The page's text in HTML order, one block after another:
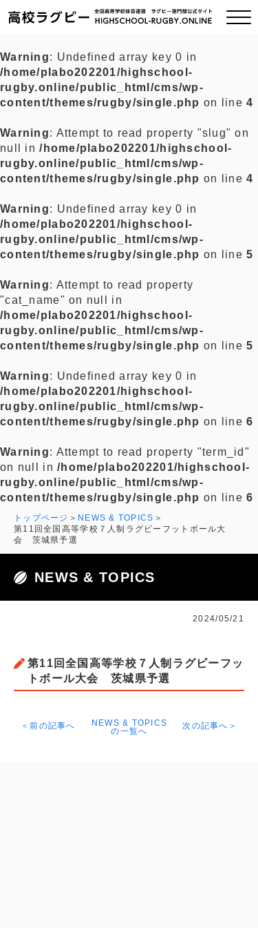
ご挨拶
全国チーム紹介
プライバシーポリシー
お問い合わせ
Warning: Undefined array key 0 in
/home/plabo202201/highschool-
rugby.online/public_html/cms/wp-
content/themes/rugby/single.php on line4
Warning: Attempt to read property "slug" on
null in/home/plabo202201/highschool-
rugby.online/public_html/cms/wp-
content/themes/rugby/single.php on line4
Warning: Undefined array key 0 in
/home/plabo202201/highschool-
rugby.online/public_html/cms/wp-
content/themes/rugby/single.php on line5
Warning: Attempt to read property
"cat_name" on null in
/home/plabo202201/highschool-
rugby.online/public_html/cms/wp-
content/themes/rugby/single.php on line5
Warning: Undefined array key 0 in
/home/plabo202201/highschool-
rugby.online/public_html/cms/wp-
content/themes/rugby/single.php on line6
Warning: Attempt to read property "term_id"
on null in/home/plabo202201/highschool-
rugby.online/public_html/cms/wp-
content/themes/rugby/single.php on line6
トップページ
NEWS & TOPICS
第11回全国⾼等学校７⼈制ラグビーフットボール⼤
会 茨城県予選
NEWS & TOPICS
2024/05/21
第11回全国⾼等学校７⼈制ラグビーフッ
トボール⼤会 茨城県予選
＜前の記事へ
NEWS & TOPICS
の一覧へ
次の記事へ＞